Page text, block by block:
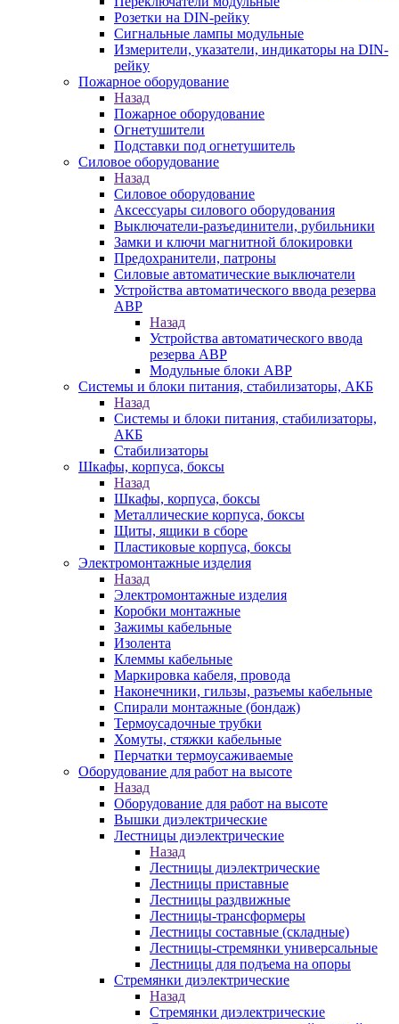
Розетки на DIN-рейку
Сигнальные лампы модульные
Измерители, указатели, индикаторы на DIN-
рейку
Пожарное оборудование
Назад
Пожарное оборудование
Огнетушители
Подставки под огнетушитель
Силовое оборудование
Назад
Силовое оборудование
Аксессуары силового оборудования
Выключатели-разъединители, рубильники
Замки и ключи магнитной блокировки
Предохранители, патроны
Силовые автоматические выключатели
Устройства автоматического ввода резерва
АВР
Назад
Устройства автоматического ввода
резерва АВР
Модульные блоки АВР
Системы и блоки питания, стабилизаторы, АКБ
Назад
Системы и блоки питания, стабилизаторы,
АКБ
Стабилизаторы
Шкафы, корпуса, боксы
Назад
Шкафы, корпуса, боксы
Металлические корпуса, боксы
Щиты, ящики в сборе
Пластиковые корпуса, боксы
Электромонтажные изделия
Назад
Электромонтажные изделия
Коробки монтажные
Зажимы кабельные
Изолента
Клеммы кабельные
Маркировка кабеля, провода
Наконечники, гильзы, разъемы кабельные
Спирали монтажные (бондаж)
Термоусадочные трубки
Хомуты, стяжки кабельные
Перчатки термоусаживаемые
Оборудование для работ на высоте
Назад
Оборудование для работ на высоте
Вышки диэлектрические
Лестницы диэлектрические
Назад
Лестницы диэлектрические
Лестницы приставные
Лестницы раздвижные
Лестницы-трансформеры
Лестницы составные (складные)
Лестницы-стремянки универсальные
Лестницы для подъема на опоры
Стремянки диэлектрические
Назад
Стремянки диэлектрические